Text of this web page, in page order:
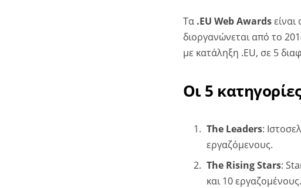
Τα .EU Web Awards
διοργανώνεται από το
με κατάληξη .EU, σε 5
Οι 5
The Leaders:
εργαζόμενους.
The Rising Stars:
και 10 εργαζομένους.